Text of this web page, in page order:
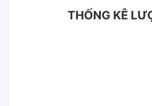
THỐNG KÊ